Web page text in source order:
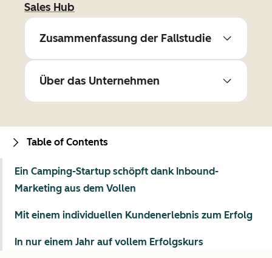
Sales Hub
Zusammenfassung der Fallstudie
Über das Unternehmen
Table of Contents
Ein Camping-Startup schöpft dank Inbound-
Marketing aus dem Vollen
Mit einem individuellen Kundenerlebnis zum Erfolg
In nur einem Jahr auf vollem Erfolgskurs